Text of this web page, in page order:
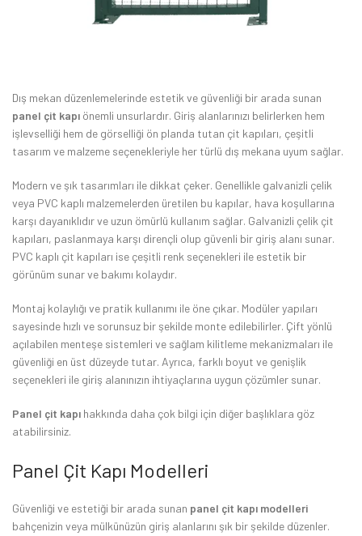
Dış mekan düzenlemelerinde estetik ve güvenliği bir arada sunan
panel çit kapı önemli unsurlardır. Giriş alanlarınızı belirlerken hem
işlevselliği hem de görselliği ön planda tutan çit kapıları, çeşitli
tasarım ve malzeme seçenekleriyle her türlü dış mekana uyum sağlar.
Modern ve şık tasarımları ile dikkat çeker. Genellikle galvanizli çelik
veya PVC kaplı malzemelerden üretilen bu kapılar, hava koşullarına
karşı dayanıklıdır ve uzun ömürlü kullanım sağlar. Galvanizli çelik çit
kapıları, paslanmaya karşı dirençli olup güvenli bir giriş alanı sunar.
PVC kaplı çit kapıları ise çeşitli renk seçenekleri ile estetik bir
görünüm sunar ve bakımı kolaydır.
Montaj kolaylığı ve pratik kullanımı ile öne çıkar. Modüler yapıları
sayesinde hızlı ve sorunsuz bir şekilde monte edilebilirler. Çift yönlü
açılabilen menteşe sistemleri ve sağlam kilitleme mekanizmaları ile
güvenliği en üst düzeyde tutar. Ayrıca, farklı boyut ve genişlik
seçenekleri ile giriş alanınızın ihtiyaçlarına uygun çözümler sunar.
Panel çit kapı hakkında daha çok bilgi için diğer başlıklara göz
atabilirsiniz.
Panel Çit Kapı Modelleri
Güvenliği ve estetiği bir arada sunan panel çit kapı modelleri
bahçenizin veya mülkünüzün giriş alanlarını şık bir şekilde düzenler.